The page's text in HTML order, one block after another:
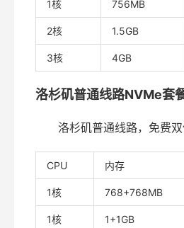
1核 756MB
2核 1.5GB
3核 4GB
洛杉矶普通线路NVMe套
洛杉矶普通线路，免费
CPU 内存
1核 768+768MB
1核 1+1GB